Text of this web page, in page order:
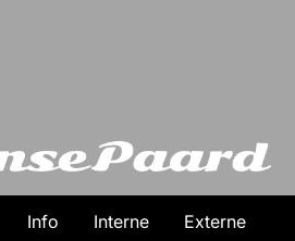
Info Interne Externe